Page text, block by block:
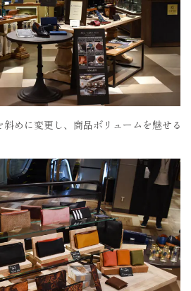
めに変更し、商品ボリュームを魅せる